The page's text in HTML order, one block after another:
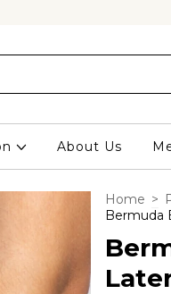
About Us
Home >
Bermuda